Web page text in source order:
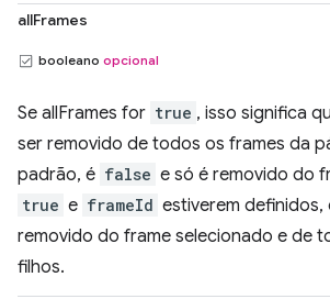
allFrames
booleano opcional
Se allFrames for true , isso significa
ser removido de todos os frames da
padrão, é false e só é removido do
true e frameId estiverem
removido do frame selecionado e de
filhos.